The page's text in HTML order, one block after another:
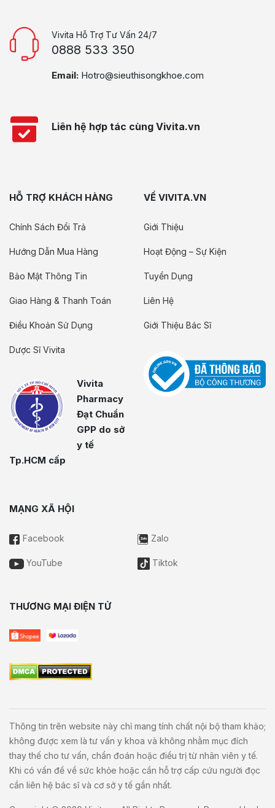
Vivita Hỗ Trợ Tư Vấn 24/7
0888 533 350
Email: Hotro@sieuthisongkhoe.com
Liên hệ hợp tác cùng Vivita.vn
HỖ TRỢ KHÁCH HÀNG
Chính Sách Đổi Trả
Hướng Dẫn Mua Hàng
Bảo Mật Thông Tin
Giao Hàng & Thanh Toán
Điều Khoản Sử Dụng
Dược Sĩ Vivita
Vivita
Pharmacy
Đạt Chuẩn
GPP do sở
y tế
Tp.HCM cấp
VỀ VIVITA.VN
Giới Thiệu
Hoạt Động – Sự Kiện
Tuyển Dụng
Liên Hệ
Giới Thiệu Bác Sĩ
MẠNG XÃ HỘI
Facebook Zalo
YouTube Tiktok
THƯƠNG MẠI ĐIỆN TỬ
Thông tin trên website này chỉ mang tính chất nội bộ tham khảo;
không được xem là tư vấn y khoa và không nhằm mục đích
thay thế cho tư vấn, chẩn đoán hoặc điều trị từ nhân viên y tế.
Khi có vấn đề về sức khỏe hoặc cần hỗ trợ cấp cứu người đọc
cần liên hệ bác sĩ và cơ sở y tế gần nhất.